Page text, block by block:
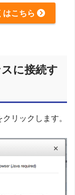
はこちら
に接続す
クリックします。